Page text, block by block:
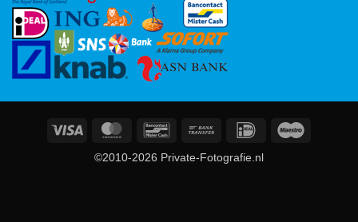
Visa MasterCardBancontactBank
IDeal
©2010-2026 Private-Fotografie.nl